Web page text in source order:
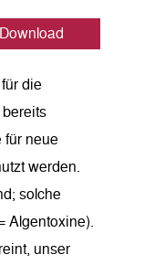
Download
die
für neue
werden.
solche
Algentoxine).
unser